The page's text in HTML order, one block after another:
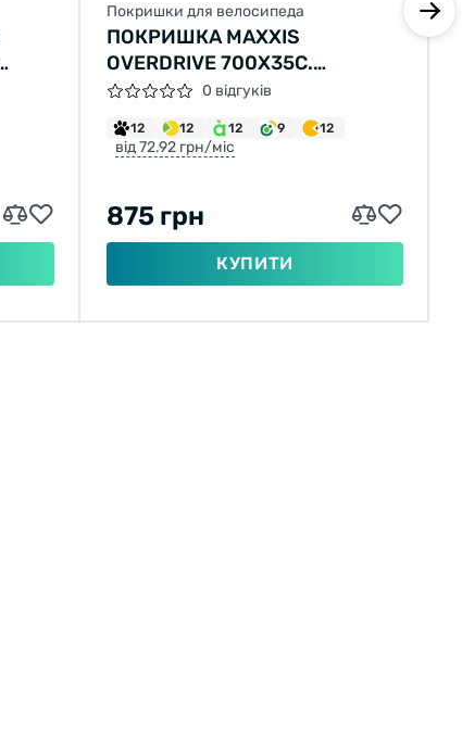
Покришки для велосипеда
ПОКРИШКА MAXXIS
OVERDRIVE 700X35C.
MAXXPROTECT 27TPI. 70A
0 відгуків
12 12 12 9 12
від 72.92 грн/міс
875 грн
КУПИТИ